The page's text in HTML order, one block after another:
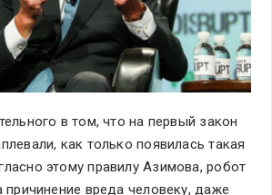
в том, что на первый закон
как только появилась такая
этому правилу Азимова, робот
причинение вреда человеку, даже